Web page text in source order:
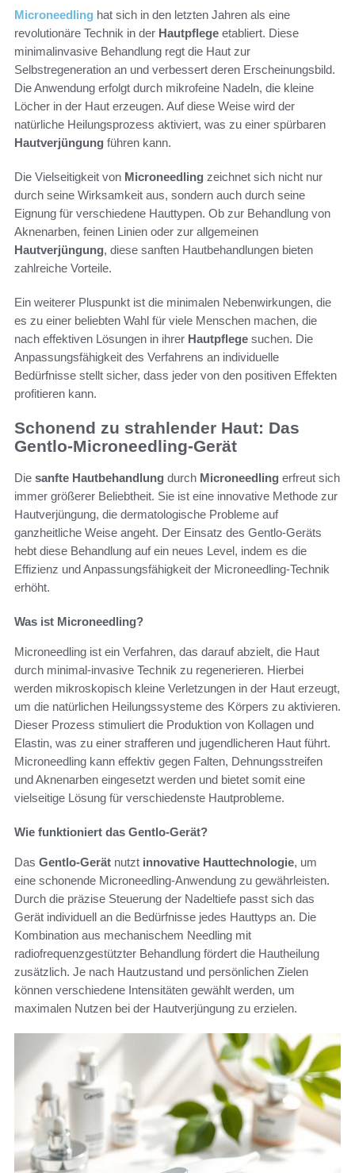
Microneedling hat sich in den letzten Jahren als eine
revolutionäre Technik in der Hautpflege etabliert. Diese
minimalinvasive Behandlung regt die Haut zur
Selbstregeneration an und verbessert deren Erscheinungsbild.
Die Anwendung erfolgt durch mikrofeine Nadeln, die kleine
Löcher in der Haut erzeugen. Auf diese Weise wird der
natürliche Heilungsprozess aktiviert, was zu einer spürbaren
Hautverjüngung führen kann.
Die Vielseitigkeit von Microneedling zeichnet sich nicht nur
durch seine Wirksamkeit aus, sondern auch durch seine
Eignung für verschiedene Hauttypen. Ob zur Behandlung von
Aknenarben, feinen Linien oder zur allgemeinen
Hautverjüngung, diese sanften Hautbehandlungen bieten
zahlreiche Vorteile.
Ein weiterer Pluspunkt ist die minimalen Nebenwirkungen, die
es zu einer beliebten Wahl für viele Menschen machen, die
nach effektiven Lösungen in ihrer Hautpflege suchen. Die
Anpassungsfähigkeit des Verfahrens an individuelle
Bedürfnisse stellt sicher, dass jeder von den positiven Effekten
profitieren kann.
Schonend zu strahlender Haut: Das
Gentlo-Microneedling-Gerät
Die sanfte Hautbehandlung durch Microneedling erfreut sich
immer größerer Beliebtheit. Sie ist eine innovative Methode zur
Hautverjüngung, die dermatologische Probleme auf
ganzheitliche Weise angeht. Der Einsatz des Gentlo-Geräts
hebt diese Behandlung auf ein neues Level, indem es die
Effizienz und Anpassungsfähigkeit der Microneedling-Technik
erhöht.
Was ist Microneedling?
Microneedling ist ein Verfahren, das darauf abzielt, die Haut
durch minimal-invasive Technik zu regenerieren. Hierbei
werden mikroskopisch kleine Verletzungen in der Haut erzeugt,
um die natürlichen Heilungssysteme des Körpers zu aktivieren.
Dieser Prozess stimuliert die Produktion von Kollagen und
Elastin, was zu einer strafferen und jugendlicheren Haut führt.
Microneedling kann effektiv gegen Falten, Dehnungsstreifen
und Aknenarben eingesetzt werden und bietet somit eine
vielseitige Lösung für verschiedenste Hautprobleme.
Wie funktioniert das Gentlo-Gerät?
Das Gentlo-Gerät nutzt innovative Hauttechnologie, um
eine schonende Microneedling-Anwendung zu gewährleisten.
Durch die präzise Steuerung der Nadeltiefe passt sich das
Gerät individuell an die Bedürfnisse jedes Hauttyps an. Die
Kombination aus mechanischem Needling mit
radiofrequenzgestützter Behandlung fördert die Hautheilung
zusätzlich. Je nach Hautzustand und persönlichen Zielen
können verschiedene Intensitäten gewählt werden, um
maximalen Nutzen bei der Hautverjüngung zu erzielen.